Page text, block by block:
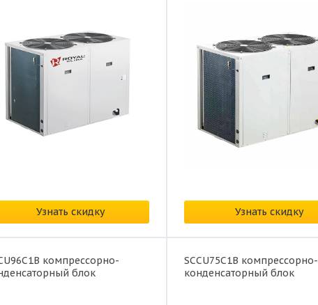
Узнать скидку Узнать скидку
компрессорно-
блок
SCCU75C1B компрессорно-
конденсаторный блок